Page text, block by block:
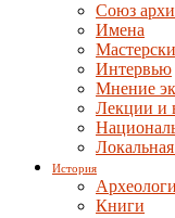
Союз
Имена
Интервью
Мнение
Лекции и
История
Книги